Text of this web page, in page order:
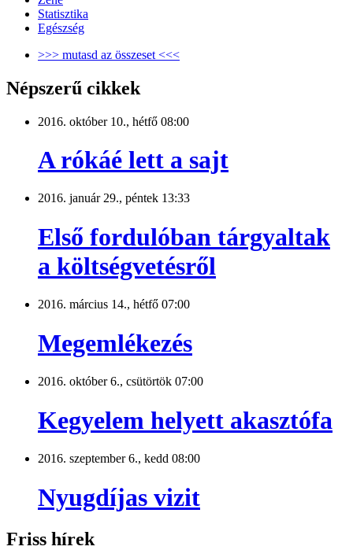
Statisztika
Egészség
>>> mutasd az összeset <<<
Népszerű cikkek
2016. október 10., hétfő 08:00
A rókáé lett a sajt
2016. január 29., péntek 13:33
Első fordulóban tárgyaltak
a költségvetésről
2016. március 14., hétfő 07:00
Megemlékezés
2016. október 6., csütörtök 07:00
Kegyelem helyett akasztófa
2016. szeptember 6., kedd 08:00
Nyugdíjas vizit
Friss hírek